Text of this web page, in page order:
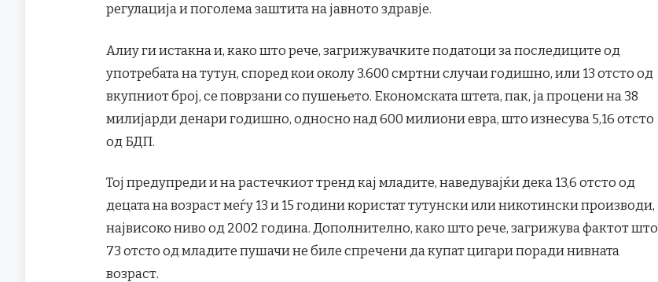
регулација и поголема заштита на јавното здравје.
Алиу ги истакна и, како што рече, загрижувачките податоци за последиците од
употребата на тутун, според кои околу 3.600 смртни случаи годишно, или 13 отсто од
вкупниот број, се поврзани со пушењето. Економската штета, пак, ја процени на 38
милијарди денари годишно, односно над 600 милиони евра, што изнесува 5,16 отсто
од БДП.
Тој предупреди и на растечкиот тренд кај младите, наведувајќи дека 13,6 отсто од
децата на возраст меѓу 13 и 15 години користат тутунски или никотински производи,
највисоко ниво од 2002 година. Дополнително, како што рече, загрижува фактот што
73 отсто од младите пушачи не биле спречени да купат цигари поради нивната
возраст.